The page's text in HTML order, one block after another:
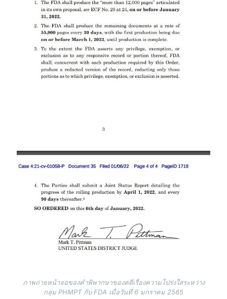
ภาพถ่ายหน้าจอของคำพิพากษาของคดีเรื่องความโปร่งใสระหว่าง
กลุ่ม PHMPT กับ FDA เมื่อวันที่ 6 มกราคม 2565